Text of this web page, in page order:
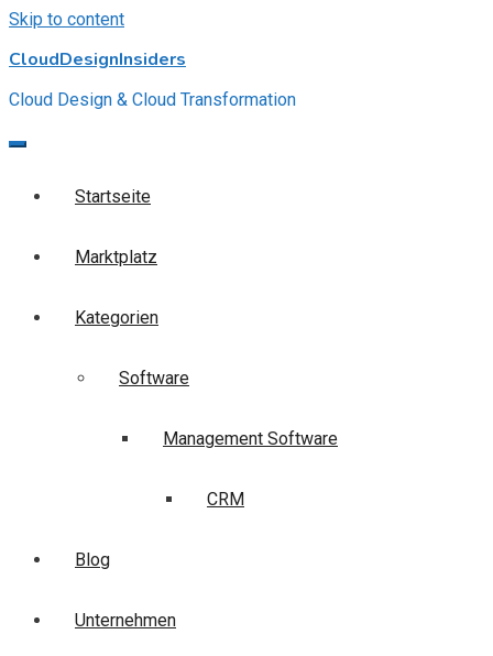
Skip to content
CloudDesignInsiders
Cloud Design & Cloud Transformation
Startseite
Marktplatz
Kategorien
Software
Management Software
CRM
Blog
Unternehmen